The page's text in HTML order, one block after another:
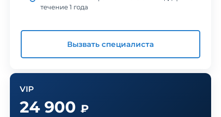
течение 1 года
Вызвать специалиста
VIP
24 900 ₽